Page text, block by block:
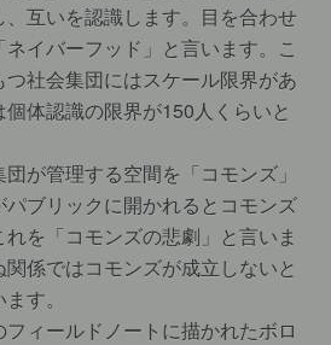
互いを認識します。目を合わせ
イバーフッド」と言います。こ
社会集団にはスケール限界があ
体認識の限界が150人くらいと
が管理する空間を「コモンズ」
パブリックに開かれるとコモンズ
を「コモンズの悲劇」と言いま
係ではコモンズが成立しないと
す。
ィールドノートに描かれたボロ